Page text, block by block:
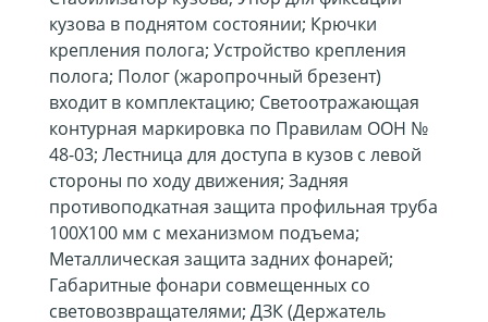
кузова в поднятом состоянии; Крючки
крепления полога; Устройство крепления
полога; Полог (жаропрочный брезент)
входит в комплектацию; Светоотражающая
контурная маркировка по Правилам ООН №
48-03; Лестница для доступа в кузов с левой
стороны по ходу движения; Задняя
противоподкатная защита профильная труба
100Х100 мм с механизмом подъема;
Металлическая защита задних фонарей;
Габаритные фонари совмещенных со
световозвращателями; ДЗК (Держатель